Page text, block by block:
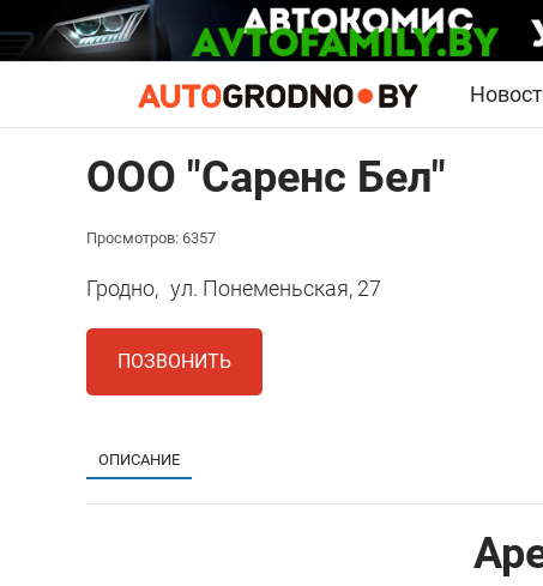
ООО "Саренс Бел"
Просмотров: 6357
Гродно, ул. Понеменьская, 27
ПОЗВОНИТЬ
ОПИСАНИЕ